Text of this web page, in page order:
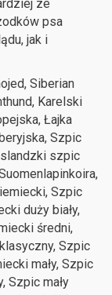
ze
psa
jak i
Siberian
Karelski
Łajka
Szpic
szpic
Szpic
duży biały,
średni,
Szpic
mały, Szpic
Szpic mały